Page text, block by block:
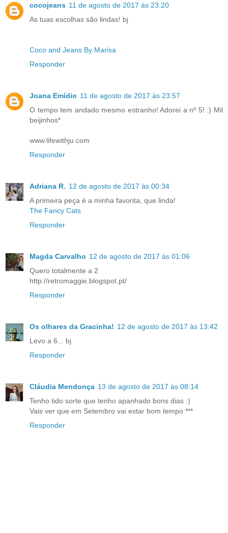
cocojeans 11 de agosto de 2017 às 23:20
As tuas escolhas são lindas! bj
Coco and Jeans By Marisa
Responder
Joana Emídio 11 de agosto de 2017 às 23:57
O tempo tem andado mesmo estranho! Adorei a nº 5! :) Mil
beijinhos*
www.lifewithju.com
Responder
Adriana R. 12 de agosto de 2017 às 00:34
A primeira peça é a minha favorita, que linda!
The Fancy Cats
Responder
Magda Carvalho 12 de agosto de 2017 às 01:06
Quero totalmente a 2
http://retromaggie.blogspot.pt/
Responder
Os olhares da Gracinha! 12 de agosto de 2017 às 13:42
Levo a 6... bj
Responder
Cláudia Mendonça 13 de agosto de 2017 às 08:14
Tenho tido sorte que tenho apanhado bons dias :)
Vais ver que em Setembro vai estar bom tempo ***
Responder